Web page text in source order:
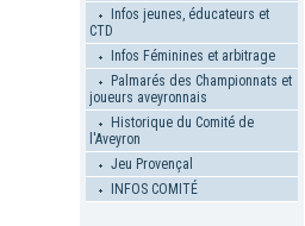
Infos jeunes, éducateurs et
CTD
Infos Féminines et arbitrage
Palmarés des Championnats et
joueurs aveyronnais
Historique du Comité de
l'Aveyron
Jeu Provençal
INFOS COMITÉ